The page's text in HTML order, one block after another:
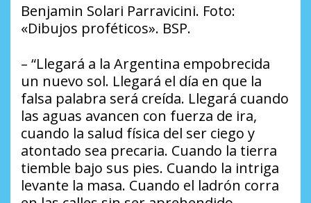
Benjamin Solari Parravicini. Foto:
«Dibujos proféticos». BSP.
– “Llegará a la Argentina empobrecida
un nuevo sol. Llegará el día en que la
falsa palabra será creída. Llegará cuando
las aguas avancen con fuerza de ira,
cuando la salud física del ser ciego y
atontado sea precaria. Cuando la tierra
tiemble bajo sus pies. Cuando la intriga
levante la masa. Cuando el ladrón corra